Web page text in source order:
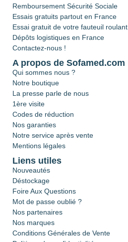
Remboursement Sécurité Sociale
Essais gratuits partout en France
Essai gratuit de votre fauteuil roulant
Dépôts logistiques en France
Contactez-nous !
A propos de Sofamed.com
Qui sommes nous ?
Notre boutique
La presse parle de nous
1ère visite
Codes de réduction
Nos garanties
Notre service après vente
Mentions légales
Liens utiles
Nouveautés
Déstockage
Foire Aux Questions
Mot de passe oublié ?
Nos partenaires
Nos marques
Conditions Générales de Vente